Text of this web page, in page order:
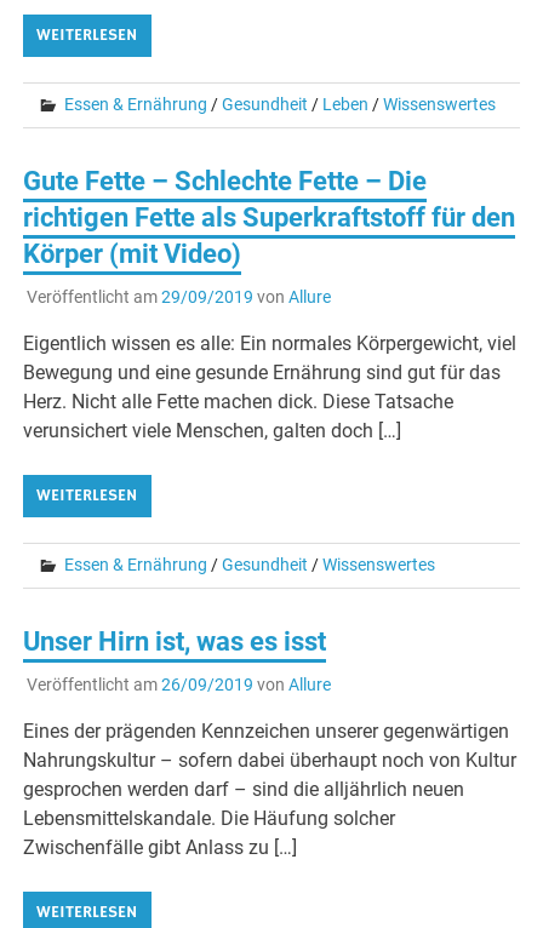
WEITERLESEN
Essen & Ernährung /Gesundheit / Leben /Wissenswertes
Gute Fette – Schlechte Fette – Die
richtigen Fette als Superkraftstoff für den
Körper (mit Video)
Veröffentlicht am29/09/2019 von Allure
Eigentlich wissen es alle: Ein normales Körpergewicht, viel
Bewegung und eine gesunde Ernährung sind gut für das
Herz. Nicht alle Fette machen dick. Diese Tatsache
verunsichert viele Menschen, galten doch […]
WEITERLESEN
Essen & Ernährung /Gesundheit /Wissenswertes
Unser Hirn ist, was es isst
Veröffentlicht am26/09/2019 von Allure
Eines der prägenden Kennzeichen unserer gegenwärtigen
Nahrungskultur – sofern dabei überhaupt noch von Kultur
gesprochen werden darf – sind die alljährlich neuen
Lebensmittelskandale. Die Häufung solcher
Zwischenfälle gibt Anlass zu […]
WEITERLESEN